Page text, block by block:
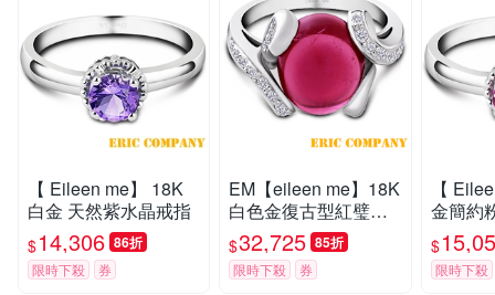
【 Eileen me】 18K
白金 天然紫水晶戒指
$14,306 86折
限時下殺 券
EM【eileen me】18K
白色金復古型紅璧璽
鑽戒
$32,725 85折
限時下殺 券
【
金簡約
$
限時下殺